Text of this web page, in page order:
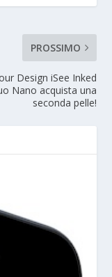
PROSSIMO
Design iSee Inked
Nano acquista una
seconda pelle!